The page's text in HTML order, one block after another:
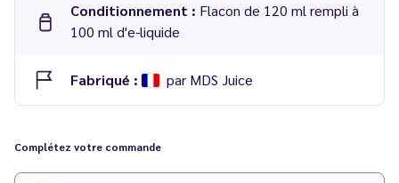
Conditionnement : Flacon de 120 ml rempli à
100 ml d'e-liquide
Fabriqué : par MDS Juice
Goût
Complétez votre commande